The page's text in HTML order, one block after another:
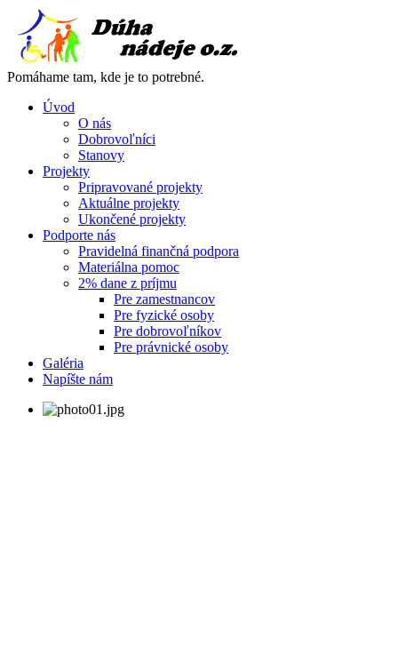
Pomáhame tam, kde je to potrebné.
Úvod
O nás
Dobrovoľníci
Stanovy
Projekty
Pripravované projekty
Aktuálne projekty
Ukončené projekty
Podporte nás
Pravidelná finančná podpora
Materiálna pomoc
2% dane z príjmu
Pre zamestnancov
Pre fyzické osoby
Pre dobrovoľníkov
Pre právnické osoby
Galéria
Napíšte nám